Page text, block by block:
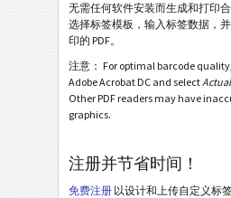
CAT
Caterpillar
O Odette
无需任何软件安装而生成和打印
选择标签模板，输入标签数据，
印的 PDF。
注意： For optimal barcode
Adobe Acrobat DC and select
Other PDF readers may have
graphics.
注册并节省时间！
免费注册 以设计和上传自定义标